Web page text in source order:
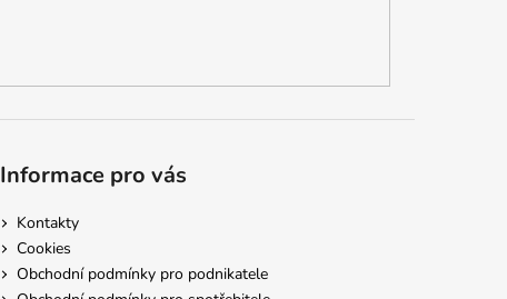
Informace pro vás
Kontakty
Cookies
Obchodní podmínky pro podnikatele